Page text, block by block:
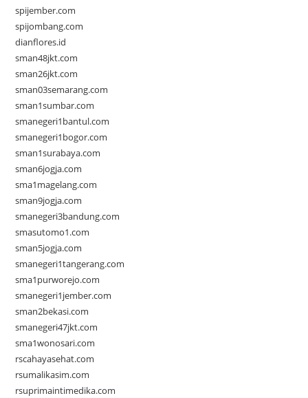
spijember.com
spijombang.com
dianflores.id
sman48jkt.com
sman26jkt.com
sman03semarang.com
sman1sumbar.com
smanegeri1bantul.com
smanegeri1bogor.com
sman1surabaya.com
sman6jogja.com
sma1magelang.com
sman9jogja.com
smanegeri3bandung.com
smasutomo1.com
sman5jogja.com
smanegeri1tangerang.com
sma1purworejo.com
smanegeri1jember.com
sman2bekasi.com
smanegeri47jkt.com
sma1wonosari.com
rscahayasehat.com
rsumalikasim.com
rsuprimaintimedika.com